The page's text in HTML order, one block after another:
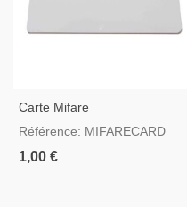
Carte Mifare
Référence: MIFARECARD
1,00 €